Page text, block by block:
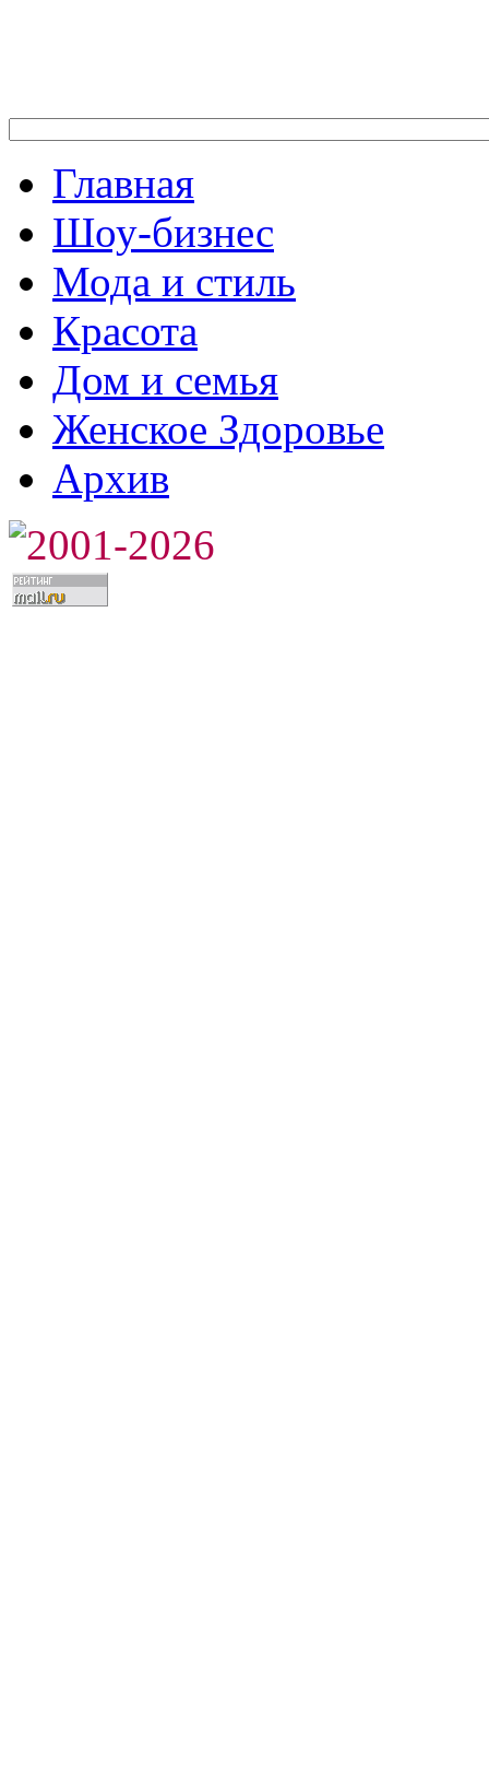
Главная
Шоу-бизнес
Мода и стиль
Красота
Дом и семья
Женское Здоровье
Архив
2001-2026